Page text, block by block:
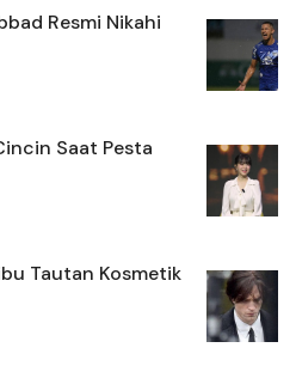
Resmi Nikahi
Saat Pesta
Tautan Kosmetik